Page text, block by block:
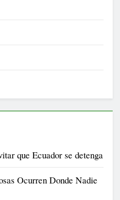
que Ecuador se detenga
Ocurren Donde Nadie